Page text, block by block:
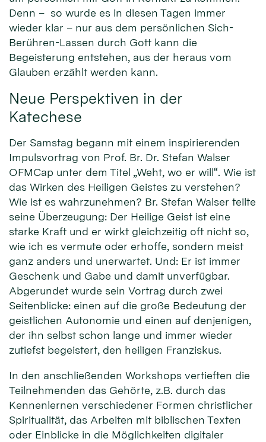
Denn – so wurde es in diesen Tagen immer
wieder klar – nur aus dem persönlichen Sich-
Berühren-Lassen durch Gott kann die
Begeisterung entstehen, aus der heraus vom
Glauben erzählt werden kann.
Neue Perspektiven in der
Katechese
Der Samstag begann mit einem inspirierenden
Impulsvortrag von Prof. Br. Dr. Stefan Walser
OFMCap unter dem Titel „Weht, wo er will“. Wie ist
das Wirken des Heiligen Geistes zu verstehen?
Wie ist es wahrzunehmen? Br. Stefan Walser teilte
seine Überzeugung: Der Heilige Geist ist eine
starke Kraft und er wirkt gleichzeitig oft nicht so,
wie ich es vermute oder erhoffe, sondern meist
ganz anders und unerwartet. Und: Er ist immer
Geschenk und Gabe und damit unverfügbar.
Abgerundet wurde sein Vortrag durch zwei
Seitenblicke: einen auf die große Bedeutung der
geistlichen Autonomie und einen auf denjenigen,
der ihn selbst schon lange und immer wieder
zutiefst begeistert, den heiligen Franziskus.
In den anschließenden Workshops vertieften die
Teilnehmenden das Gehörte, z.B. durch das
Kennenlernen verschiedener Formen christlicher
Spiritualität, das Arbeiten mit biblischen Texten
oder Einblicke in die Möglichkeiten digitaler